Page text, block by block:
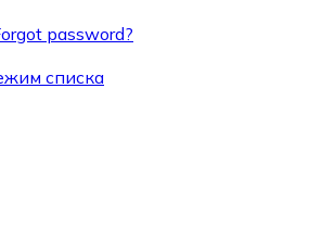
password?
списка